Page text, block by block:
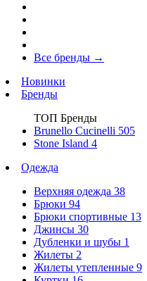
Все бренды →
Новинки
Бренды
ТОП Бренды
Brunello Cucinelli 505
Stone Island 4
Одежда
Верхняя одежда 38
Брюки 94
Брюки спортивные 13
Джинсы 30
Дубленки и шубы 1
Жилеты 2
Жилеты утепленные 9